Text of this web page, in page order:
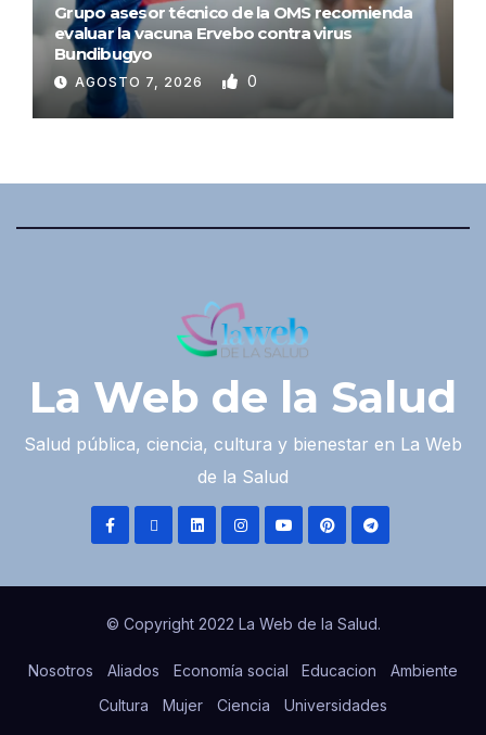
Grupo asesor técnico de la OMS recomienda
evaluar la vacuna Ervebo contra virus
Bundibugyo
AGOSTO 7, 2026 0
La Web de la Salud
Salud pública, ciencia, cultura y bienestar en La Web
de la Salud
© Copyright 2022 La Web de la Salud.
Nosotros Aliados Economía social Educacion
Ambiente
Cultura
Mujer Ciencia
Universidades